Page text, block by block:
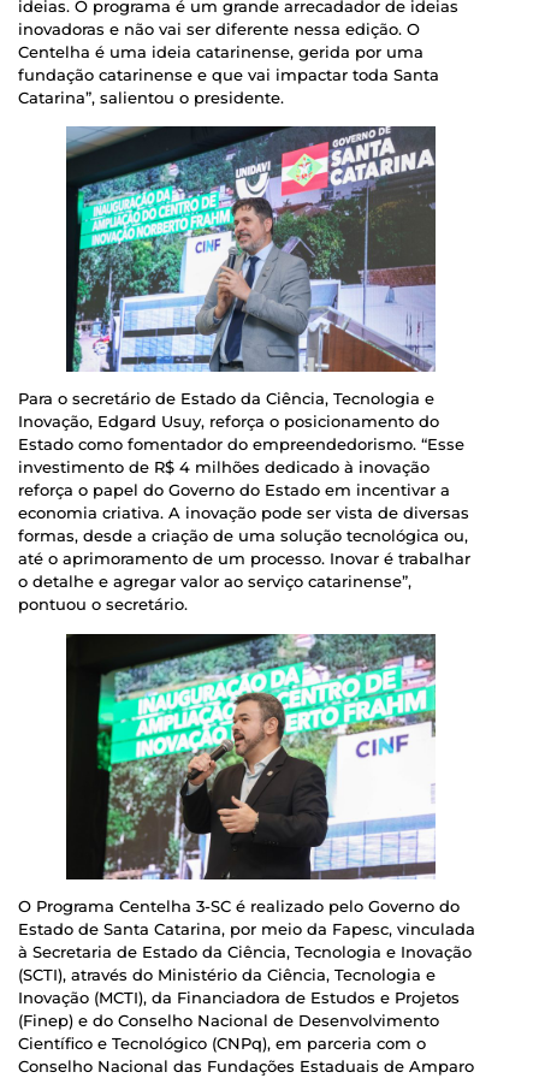
ideias. O programa é um grande arrecadador de ideias
inovadoras e não vai ser diferente nessa edição. O
Centelha é uma ideia catarinense, gerida por uma
fundação catarinense e que vai impactar toda Santa
Catarina”, salientou o presidente.
Para o secretário de Estado da Ciência, Tecnologia e
Inovação, Edgard Usuy, reforça o posicionamento do
Estado como fomentador do empreendedorismo. “Esse
investimento de R$ 4 milhões dedicado à inovação
reforça o papel do Governo do Estado em incentivar a
economia criativa. A inovação pode ser vista de diversas
formas, desde a criação de uma solução tecnológica ou,
até o aprimoramento de um processo. Inovar é trabalhar
o detalhe e agregar valor ao serviço catarinense”,
pontuou o secretário.
O Programa Centelha 3-SC é realizado pelo Governo do
Estado de Santa Catarina, por meio da Fapesc, vinculada
à Secretaria de Estado da Ciência, Tecnologia e Inovação
(SCTI), através do Ministério da Ciência, Tecnologia e
Inovação (MCTI), da Financiadora de Estudos e Projetos
(Finep) e do Conselho Nacional de Desenvolvimento
Científico e Tecnológico (CNPq), em parceria com o
Conselho Nacional das Fundações Estaduais de Amparo